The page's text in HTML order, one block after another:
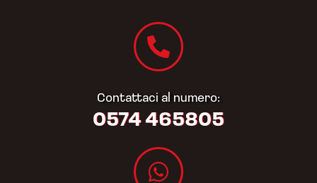
Contattaci al numero:
0574 465805​